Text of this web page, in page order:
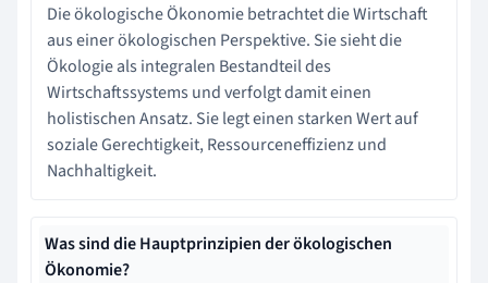
Die ökologische Ökonomie betrachtet die Wirtschaft
aus einer ökologischen Perspektive. Sie sieht die
Ökologie als integralen Bestandteil des
Wirtschaftssystems und verfolgt damit einen
holistischen Ansatz. Sie legt einen starken Wert auf
soziale Gerechtigkeit, Ressourceneffizienz und
Nachhaltigkeit.
Was sind die Hauptprinzipien der ökologischen
Ökonomie?